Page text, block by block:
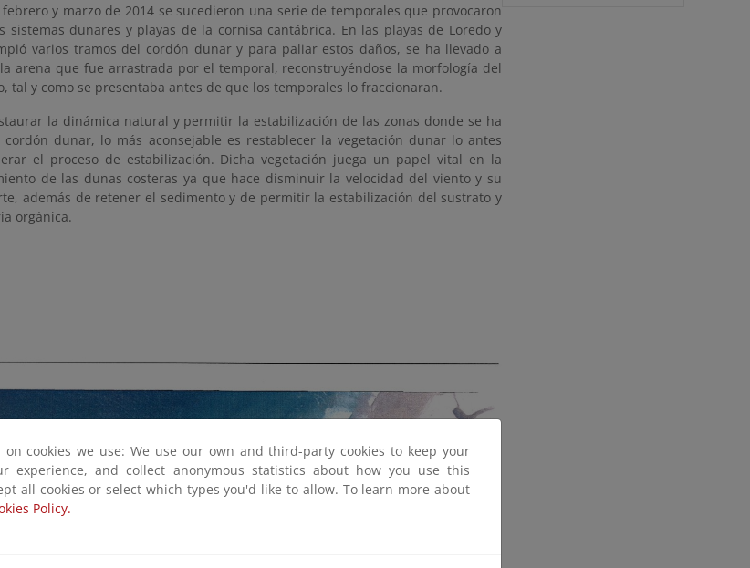
y marzo de 2014 se sucedieron una serie de temporales que provocaron
sistemas dunares y playas de la cornisa cantábrica. En las playas de Loredo y
varios tramos del cordón dunar y para paliar estos daños, se ha llevado a
arena que fue arrastrada por el temporal, reconstruyéndose la morfología del
tal y como se presentaba antes de que los temporales lo fraccionaran.
la dinámica natural y permitir la estabilización de las zonas donde se ha
dunar, lo más aconsejable es restablecer la vegetación dunar lo antes
el proceso de estabilización. Dicha vegetación juega un papel vital en la
de las dunas costeras ya que hace disminuir la velocidad del viento y su
además de retener el sedimento y de permitir la estabilización del sustrato y
orgánica.
cookies we use: We use our own and third-party cookies to keep your
experience, and collect anonymous statistics about how you use this
all cookies or select which types you'd like to allow. To learn more about
Policy.